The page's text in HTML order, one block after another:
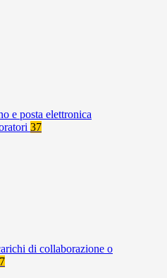
e posta elettronica
37
di collaborazione o